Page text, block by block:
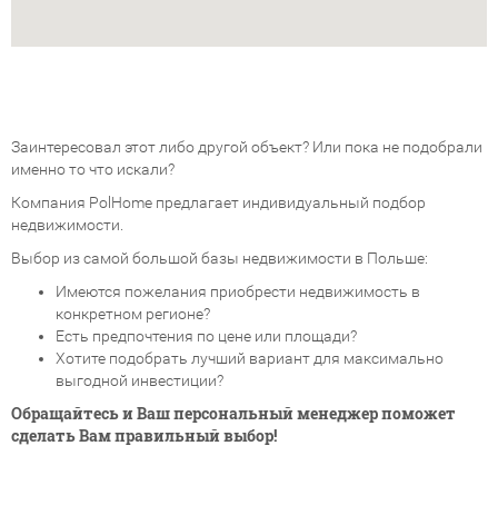
Заинтересовал этот либо другой объект? Или пока не подобрали
именно то что искали?
Компания PolHome предлагает индивидуальный подбор
недвижимости.
Выбор из самой большой базы недвижимости в Польше:
Имеются пожелания приобрести недвижимость в
конкретном регионе?
Есть предпочтения по цене или площади?
Хотите подобрать лучший вариант для максимально
выгодной инвестиции?
Обращайтесь и Ваш персональный менеджер поможет
сделать Вам правильный выбор!